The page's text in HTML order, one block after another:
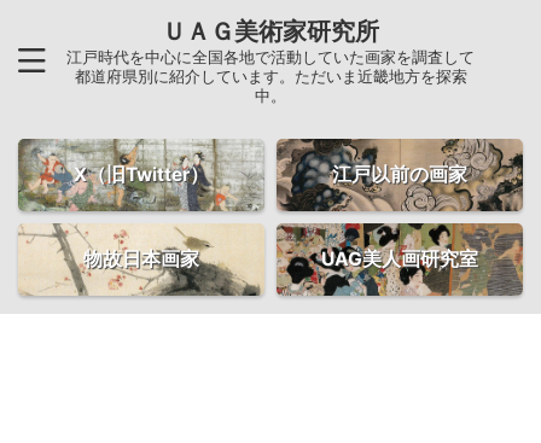
ＵＡＧ美術家研究所
江戸時代を中心に全国各地で活動していた画家を調査して
都道府県別に紹介しています。ただいま近畿地方を探索
中。
X（旧Twitter） 江戸以前の画家
物故日本画家 UAG美人画研究室